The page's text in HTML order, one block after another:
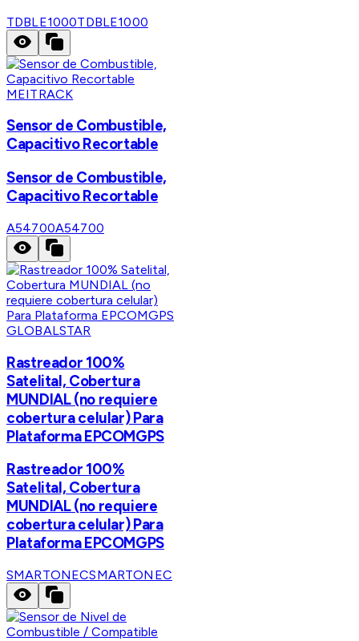
TDBLE1000TDBLE1000
MEITRACK
Sensor de Combustible,
Capacitivo Recortable
Sensor de Combustible,
Capacitivo Recortable
A54700A54700
GLOBALSTAR
Rastreador 100%
Satelital, Cobertura
MUNDIAL (no requiere
cobertura celular) Para
Plataforma EPCOMGPS
Rastreador 100%
Satelital, Cobertura
MUNDIAL (no requiere
cobertura celular) Para
Plataforma EPCOMGPS
SMARTONECSMARTONEC